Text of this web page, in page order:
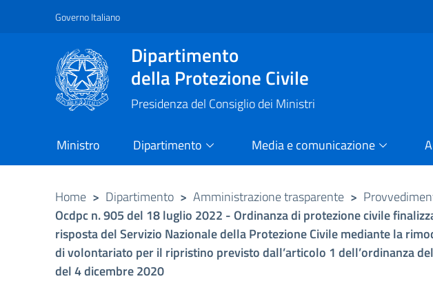
Vai al contenuto principale
Raggiungi il piè di pagina
Governo Italiano
Dipartimento
della Protezione Civile
Presidenza del Consiglio dei Ministri
Ministro Dipartimento Media e comunicazione
Home > Dipartimento > Amministrazione trasparente >
Ocdpc n. 905 del 18 luglio 2022 - Ordinanza di protezione civile
risposta del Servizio Nazionale della Protezione Civile mediante la
di volontariato per il ripristino previsto dall’articolo 1 dell’ordinanza
del 4 dicembre 2020